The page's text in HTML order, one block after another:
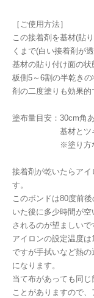
［ご使用方法］
この接着剤を基材(貼
くまで(白い接着剤が
基材の貼り付け面の
板側5～6割の半乾き
剤の二度塗りも効果的
塗布量目安：30cm角
基材とツキ板双
※塗り方などに
接着剤が乾いたらア
す。
このボンドは80度前
いた後に多少時間が
されるのが望ましいで
アイロンの設定温度
ですが手拭いなど熱
になります。
当て布があっても同
ことがありますので、